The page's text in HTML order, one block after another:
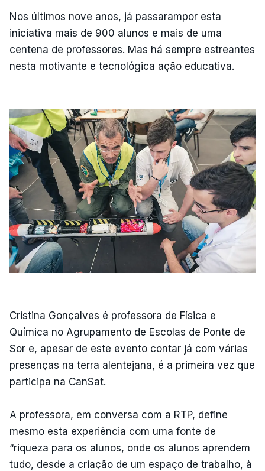
Nos últimos nove anos, já passarampor esta
iniciativa mais de 900 alunos e mais de uma
centena de professores. Mas há sempre estreantes
nesta motivante e tecnológica ação educativa.
Cristina Gonçalves é professora de Física e
Química no Agrupamento de Escolas de Ponte de
Sor e, apesar de este evento contar já com várias
presenças na terra alentejana, é a primeira vez que
participa na CanSat.
A professora, em conversa com a RTP, define
mesmo esta experiência com uma fonte de
“riqueza para os alunos, onde os alunos aprendem
tudo, desde a criação de um espaço de trabalho, à